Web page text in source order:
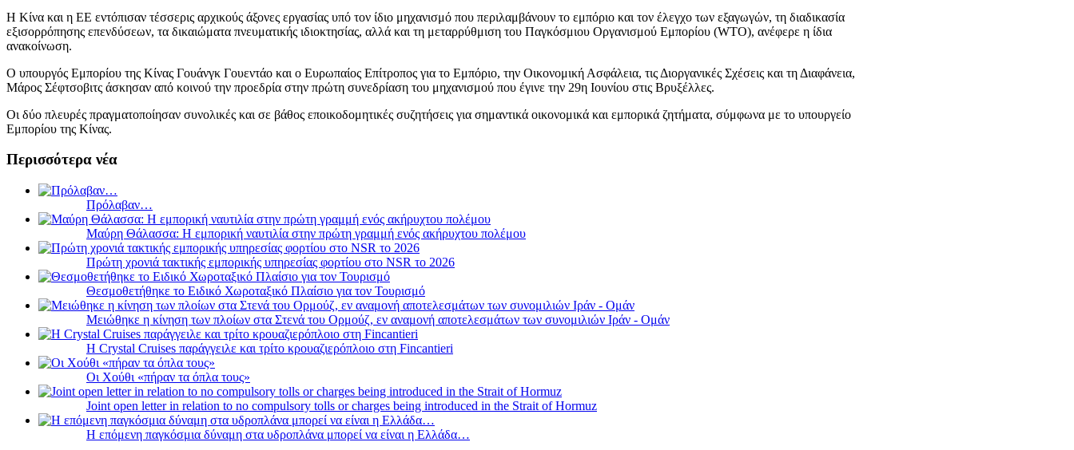
Η Κίνα και η ΕΕ εντόπισαν τέσσερις αρχικούς άξονες εργασίας υπό τον ίδιο μηχανισμό που περιλαμβάνουν το εμπόριο και τον έλεγχο των εξαγωγών, τη διαδικασία
εξισορρόπησης επενδύσεων, τα δικαιώματα πνευματικής ιδιοκτησίας, αλλά και τη μεταρρύθμιση του Παγκόσμιου Οργανισμού Εμπορίου (WTO), ανέφερε η ίδια
ανακοίνωση.
Ο υπουργός Εμπορίου της Κίνας Γουάνγκ Γουεντάο και ο Ευρωπαίος Επίτροπος για το Εμπόριο, την Οικονομική Ασφάλεια, τις Διοργανικές Σχέσεις και τη Διαφάνεια,
Μάρος Σέφτσοβιτς άσκησαν από κοινού την προεδρία στην πρώτη συνεδρίαση του μηχανισμού που έγινε την 29η Ιουνίου στις Βρυξέλλες.
Οι δύο πλευρές πραγματοποίησαν συνολικές και σε βάθος εποικοδομητικές συζητήσεις για σημαντικά οικονομικά και εμπορικά ζητήματα, σύμφωνα με το υπουργείο
Εμπορίου της Κίνας.
Περισσότερα νέα
Πρόλαβαν…
Μαύρη Θάλασσα: Η εμπορική ναυτιλία στην πρώτη γραμμή ενός ακήρυχτου πολέμου
Πρώτη χρονιά τακτικής εμπορικής υπηρεσίας φορτίου στο NSR το 2026
Θεσμοθετήθηκε το Ειδικό Χωροταξικό Πλαίσιο για τον Τουρισμό
Μειώθηκε η κίνηση των πλοίων στα Στενά του Ορμούζ, εν αναμονή αποτελεσμάτων των συνομιλιών Ιράν - Ομάν
Η Crystal Cruises παράγγειλε και τρίτο κρουαζιερόπλοιο στη Fincantieri
Οι Χούθι «πήραν τα όπλα τους»
Joint open letter in relation to no compulsory tolls or charges being introduced in the Strait of Hormuz
Η επόμενη παγκόσμια δύναμη στα υδροπλάνα μπορεί να είναι η Ελλάδα…